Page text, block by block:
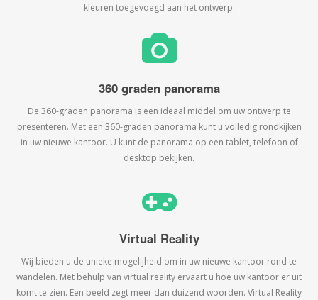
kleuren toegevoegd aan het ontwerp.
360 graden panorama
De 360-graden panorama is een ideaal middel om uw ontwerp te
presenteren. Met een 360-graden panorama kunt u volledig rondkijken
in uw nieuwe kantoor. U kunt de panorama op een tablet, telefoon of
desktop bekijken.
Virtual Reality
Wij bieden u de unieke mogelijheid om in uw nieuwe kantoor rond te
wandelen. Met behulp van virtual reality ervaart u hoe uw kantoor er uit
komt te zien. Een beeld zegt meer dan duizend woorden. Virtual Reality